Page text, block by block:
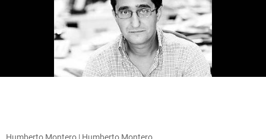
Humberto Montero | Humberto Montero